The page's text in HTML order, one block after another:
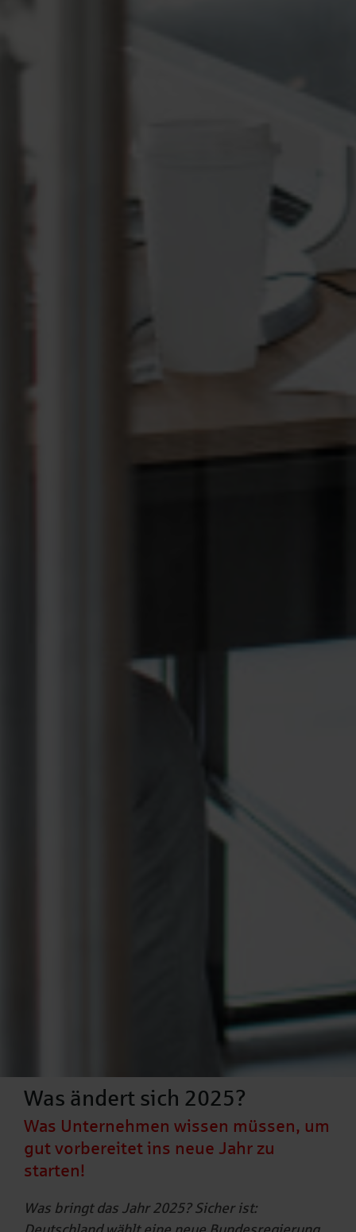
Was ändert sich 2025?
Was Unternehmen wissen müssen, um
gut vorbereitet ins neue Jahr zu
starten!
Was bringt das Jahr 2025? Sicher ist: